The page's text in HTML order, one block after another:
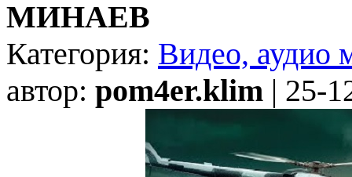
МИНАЕВ
Категория: Видео, аудио
автор: pom4er.klim | 25-